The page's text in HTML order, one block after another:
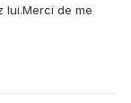
lui.Merci de me